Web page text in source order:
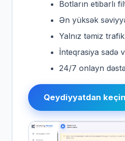
Botların etibarlı
Ən yüksək
Yalnız təmiz trafik
İnteqrasiya sadə
24/7 onlayn
Qeydiyyatdan keçin